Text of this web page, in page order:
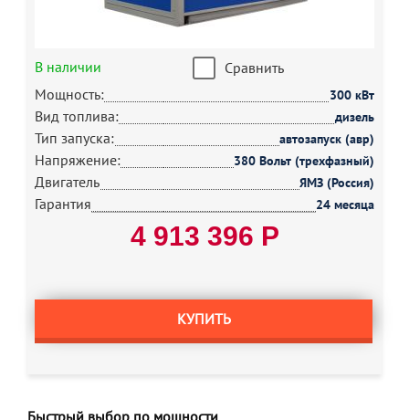
В наличии
Сравнить
Мощность:
300 кВт
Вид топлива: дизель
Тип запуска: автозапуск (авр)
Напряжение: 380 Вольт (трехфазный)
Двигатель ЯМЗ (Россия)
Гарантия 24 месяца
4 913 396 Р
КУПИТЬ
Быстрый выбор по мощности